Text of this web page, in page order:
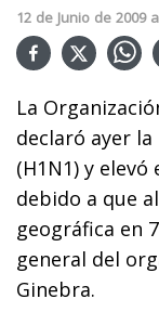
12 de Junio de 2009
La
declaró ayer
(H1N1) y
debido a que
geográfica en
general del
Ginebra.